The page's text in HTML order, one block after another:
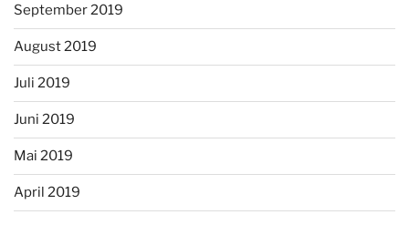
September 2019
August 2019
Juli 2019
Juni 2019
Mai 2019
April 2019